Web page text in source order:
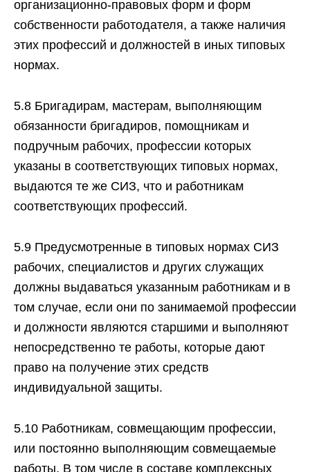
организационно-правовых форм и форм
собственности работодателя, а также наличия
этих профессий и должностей в иных типовых
нормах.
5.8 Бригадирам, мастерам, выполняющим
обязанности бригадиров, помощникам и
подручным рабочих, профессии которых
указаны в соответствующих типовых нормах,
выдаются те же СИЗ, что и работникам
соответствующих профессий.
5.9 Предусмотренные в типовых нормах СИЗ
рабочих, специалистов и других служащих
должны выдаваться указанным работникам и в
том случае, если они по занимаемой профессии
и должности являются старшими и выполняют
непосредственно те работы, которые дают
право на получение этих средств
индивидуальной защиты.
5.10 Работникам, совмещающим профессии,
или постоянно выполняющим совмещаемые
работы, B том числе в составе комплексных